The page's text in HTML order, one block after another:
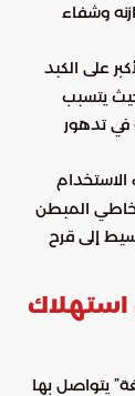
وشفاء
على الكبد
حيث يتسبب
في تدهور
المبطن
إلى قرح
يتواصل بها